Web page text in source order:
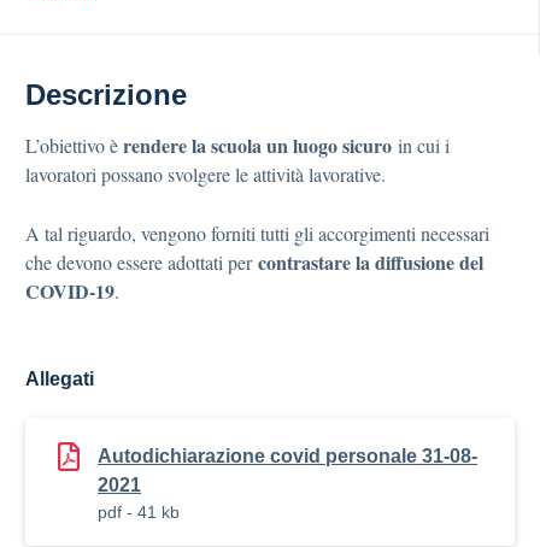
Descrizione
L’obiettivo èrendere la scuola un luogo sicuro in cui i
lavoratori possano svolgere le attività lavorative.
A tal riguardo, vengono forniti tutti gli accorgimenti necessari
che devono essere adottati percontrastare la diffusione del
COVID-19.
Allegati
Autodichiarazione covid personale 31-08-
2021
pdf - 41 kb